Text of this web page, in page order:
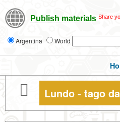
Publish materials Share
Argentina World
Lundo - tago